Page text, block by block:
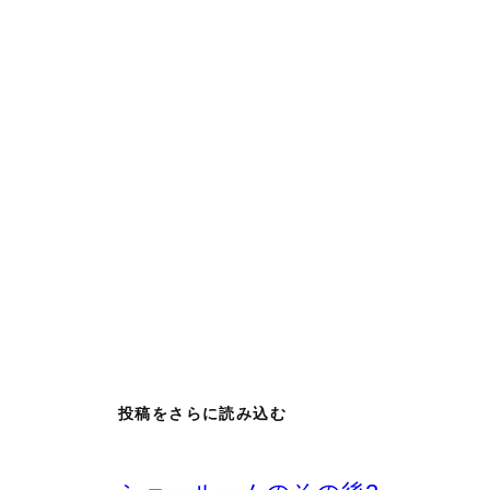
投稿をさらに読み込む